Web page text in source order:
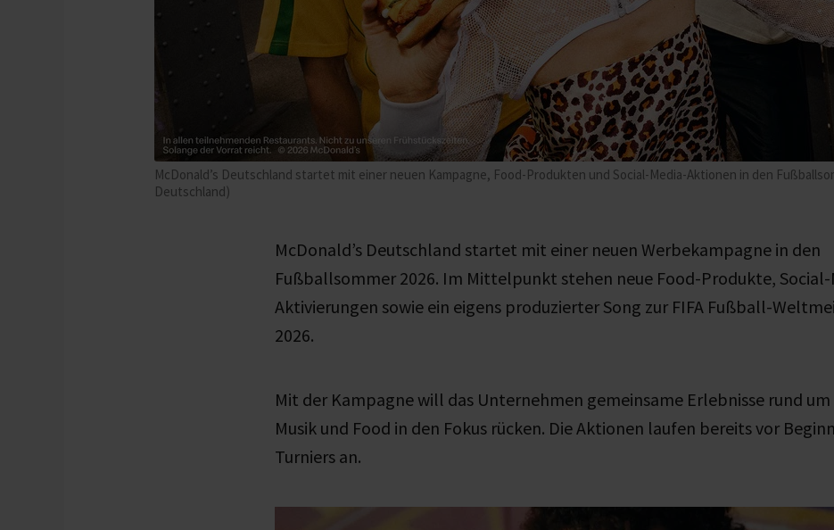
McDonald’s Deutschland startet mit einer neuen Kampagne, Food-Produkten und Social-Media-Aktionen in den
Deutschland)
McDonald’s Deutschland startet mit einer neuen Werbekampagne in den
Fußballsommer 2026. Im Mittelpunkt stehen neue Food-Produkte, Social-
Aktivierungen sowie ein eigens produzierter Song zur FIFA Fußball-
2026.
Mit der Kampagne will das Unternehmen gemeinsame Erlebnisse rund
Musik und Food in den Fokus rücken. Die Aktionen laufen bereits vor
Turniers an.